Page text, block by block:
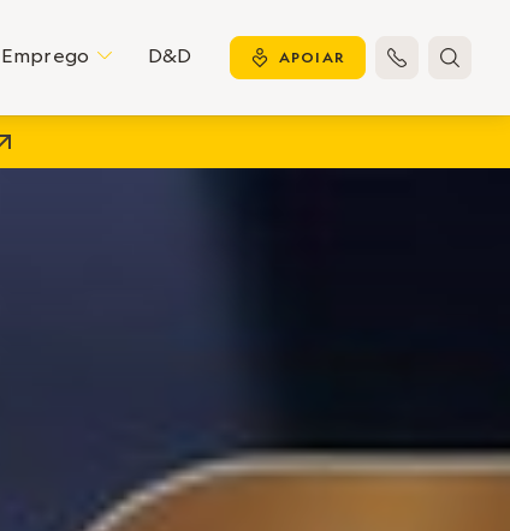
Emprego C D&D y APOIAR  